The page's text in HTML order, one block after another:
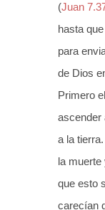
(Juan
hasta
para
de Dios
Primero
ascender
a la
la muerte
que esto
carecían